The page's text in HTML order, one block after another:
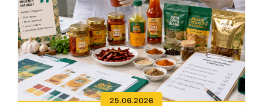
25.06.2026